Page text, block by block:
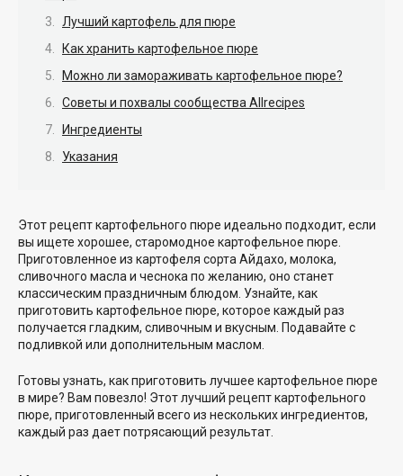
Лучший картофель для пюре
Как хранить картофельное пюре
Можно ли замораживать картофельное пюре?
Советы и похвалы сообщества Allrecipes
Ингредиенты
Указания
Этот рецепт картофельного пюре идеально подходит, если
вы ищете хорошее, старомодное картофельное пюре.
Приготовленное из картофеля сорта Айдахо, молока,
сливочного масла и чеснока по желанию, оно станет
классическим праздничным блюдом. Узнайте, как
приготовить картофельное пюре, которое каждый раз
получается гладким, сливочным и вкусным. Подавайте с
подливкой или дополнительным маслом.
Готовы узнать, как приготовить лучшее картофельное пюре
в мире? Вам повезло! Этот лучший рецепт картофельного
пюре, приготовленный всего из нескольких ингредиентов,
каждый раз дает потрясающий результат.